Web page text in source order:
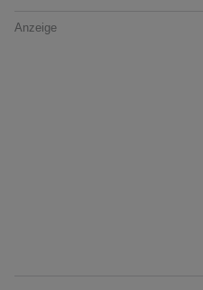
Anzeige